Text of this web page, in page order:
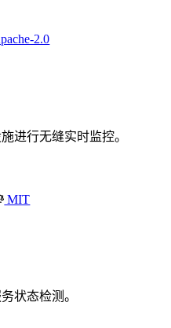
2.0
进行无缝实时监控。
MIT
状态检测。